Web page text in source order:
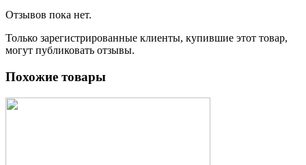
Отзывов пока нет.
Только зарегистрированные клиенты, купившие этот товар,
могут публиковать отзывы.
Похожие товары